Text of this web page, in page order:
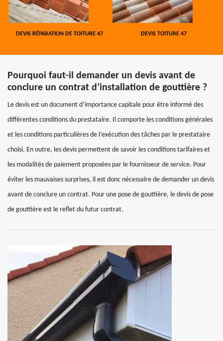
DEVIS RÉPARATION DE TOITURE 47 DEVIS TOITURE 47
Pourquoi faut-il demander un devis avant de
conclure un contrat d’installation de gouttière ?
Le devis est un document d’importance capitale pour être informé des
différentes conditions du prestataire. Il comporte les conditions générales
et les conditions particulières de l’exécution des tâches par le prestataire
choisi. En outre, les devis permettent de savoir les conditions tarifaires et
les modalités de paiement proposées par le fournisseur de service. Pour
éviter les mauvaises surprises, il est donc nécessaire de demander un devis
avant de conclure un contrat. Pour une pose de gouttière, le devis de pose
de gouttière est le reflet du futur contrat.